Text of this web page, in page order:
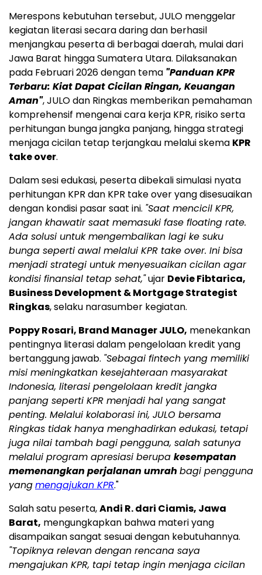
Merespons kebutuhan tersebut, JULO menggelar
kegiatan literasi secara daring dan berhasil
menjangkau peserta di berbagai daerah, mulai dari
Jawa Barat hingga Sumatera Utara. Dilaksanakan
pada Februari 2026 dengan tema "Panduan KPR
Terbaru: Kiat Dapat Cicilan Ringan, Keuangan
Aman", JULO dan Ringkas memberikan pemahaman
komprehensif mengenai cara kerja KPR, risiko serta
perhitungan bunga jangka panjang, hingga strategi
menjaga cicilan tetap terjangkau melalui skema KPR
take over.
Dalam sesi edukasi, peserta dibekali simulasi nyata
perhitungan KPR dan KPR take over yang disesuaikan
dengan kondisi pasar saat ini. "Saat mencicil KPR,
jangan khawatir saat memasuki fase floating rate.
Ada solusi untuk mengembalikan lagi ke suku
bunga seperti awal melalui KPR take over. Ini bisa
menjadi strategi untuk menyesuaikan cicilan agar
kondisi finansial tetap sehat,"ujar Devie Fibtarica,
Business Development & Mortgage Strategist
Ringkas, selaku narasumber kegiatan.
Poppy Rosari, Brand Manager JULO, menekankan
pentingnya literasi dalam pengelolaan kredit yang
bertanggung jawab. "Sebagai fintech yang memiliki
misi meningkatkan kesejahteraan masyarakat
Indonesia, literasi pengelolaan kredit jangka
panjang seperti KPR menjadi hal yang sangat
penting. Melalui kolaborasi ini, JULO bersama
Ringkas tidak hanya menghadirkan edukasi, tetapi
juga nilai tambah bagi pengguna, salah satunya
melalui program apresiasi berupa kesempatan
memenangkan perjalanan umrah bagi pengguna
yangmengajukan KPR."
Salah satu peserta,Andi R. dari Ciamis, Jawa
Barat, mengungkapkan bahwa materi yang
disampaikan sangat sesuai dengan kebutuhannya.
"Topiknya relevan dengan rencana saya
mengajukan KPR, tapi tetap ingin menjaga cicilan